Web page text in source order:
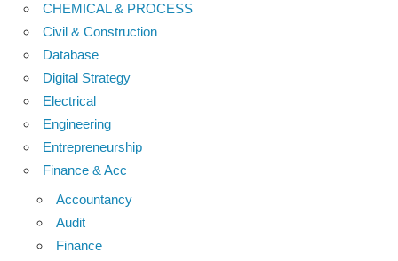
CHEMICAL & PROCESS
Civil & Construction
Database
Digital Strategy
Electrical
Engineering
Entrepreneurship
Finance & Acc
Accountancy
Audit
Finance